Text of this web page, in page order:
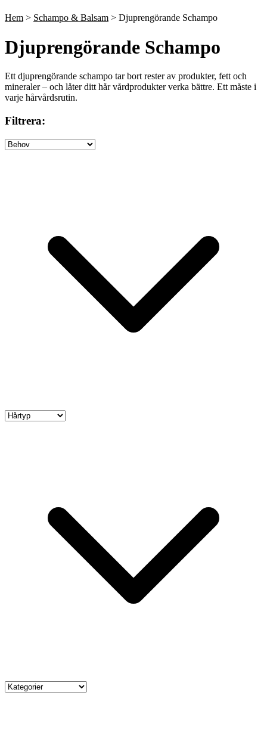
Hem > Schampo & Balsam > Djuprengörande Schampo
Djuprengörande Schampo
Ett djuprengörande schampo tar bort rester av produkter, fett och
mineraler – och låter ditt hår vårdprodukter verka bättre. Ett måste i
varje hårvårdsrutin.
Filtrera: